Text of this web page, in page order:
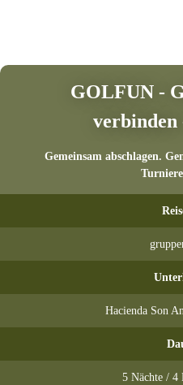
GOLFUN -
Gemeinsam abschlagen.
Hacienda Son
5 Nächte / 4